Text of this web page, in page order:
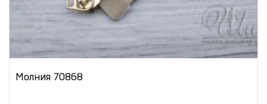
Молния 70868